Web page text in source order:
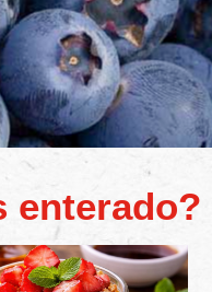
enterado?